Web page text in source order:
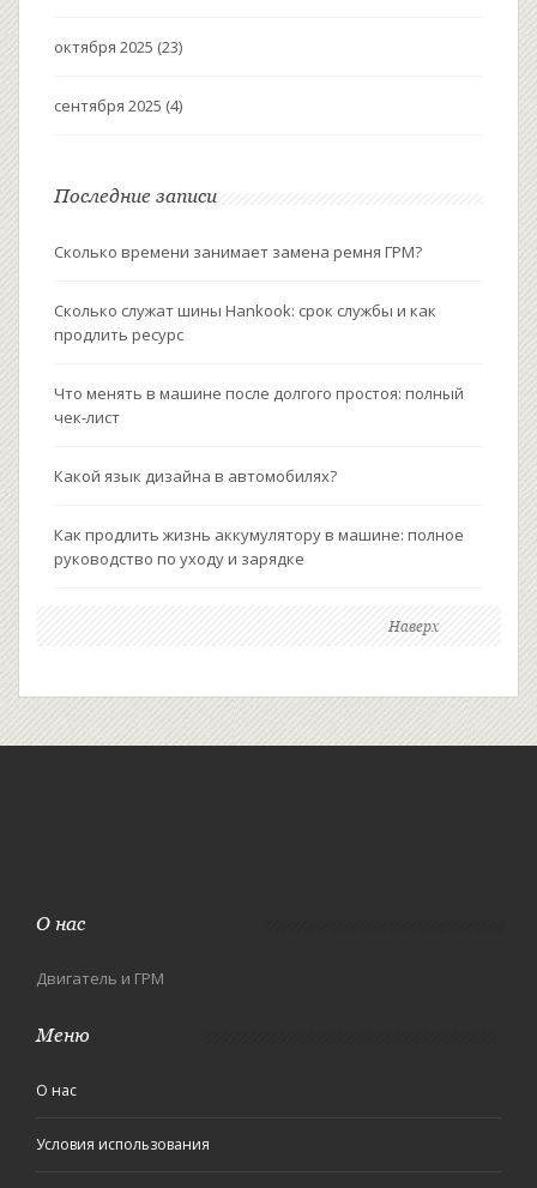
октября 2025 (23)
сентября 2025 (4)
Последние записи
Сколько времени занимает замена ремня ГРМ?
Сколько служат шины Hankook: срок службы и как
продлить ресурс
Что менять в машине после долгого простоя: полный
чек-лист
Какой язык дизайна в автомобилях?
Как продлить жизнь аккумулятору в машине: полное
руководство по уходу и зарядке
Наверх
О нас
Двигатель и ГРМ
Меню
О нас
Условия использования